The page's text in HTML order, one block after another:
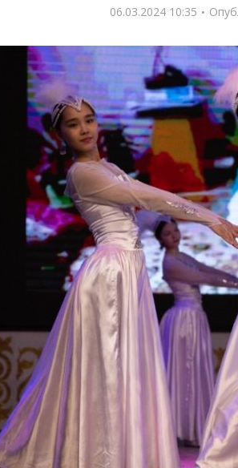
06.03.2024 10:35